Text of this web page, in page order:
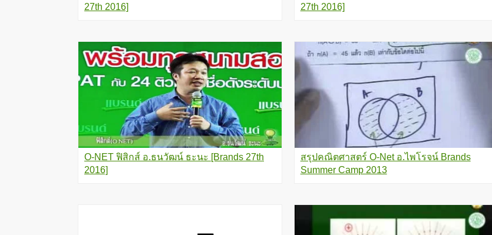
27th 2016]
27th 2016]
O-NET ฟิสิกส์ อ.ธนวัฒน์ ธะนะ [Brands 27th
2016]
สรุปคณิตศาสตร์ O-Net อ.ไพโรจน์ Brands
Summer Camp 2013